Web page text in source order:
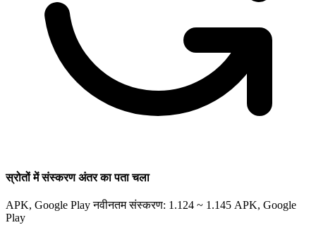
स्रोतों में संस्करण अंतर का पता चला
APK, Google Play नवीनतम संस्करण: 1.124 ~ 1.145 APK, Google
Play